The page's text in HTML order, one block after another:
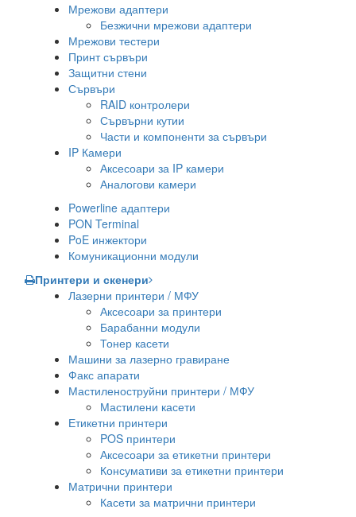
Мрежови адаптери
Безжични мрежови адаптери
Мрежови тестери
Принт сървъри
Защитни стени
Сървъри
RAID контролери
Сървърни кутии
Части и компоненти за сървъри
IP Камери
Аксесоари за IP камери
Аналогови камери
Powerline адаптери
PON Terminal
PoE инжектори
Комуникационни модули
Принтери и скенери
Лазерни принтери / МФУ
Аксесоари за принтери
Барабанни модули
Тонер касети
Машини за лазерно гравиране
Факс апарати
Мастиленоструйни принтери / МФУ
Мастилени касети
Етикетни принтери
POS принтери
Аксесоари за етикетни принтери
Консумативи за етикетни принтери
Матрични принтери
Касети за матрични принтери